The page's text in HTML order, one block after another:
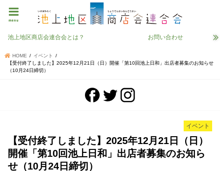
menu
池上地区商店会連合会とは？ お問い合わせ
HOME
イベント
【受付終了しました】2025年12月21日（日）開催「第10回池上日和」出店者募集のお知らせ
（10月24日締切）
イベント
【受付終了しました】2025年12月21日（日）
開催「第10回池上日和」出店者募集のお知ら
せ（10月24日締切）